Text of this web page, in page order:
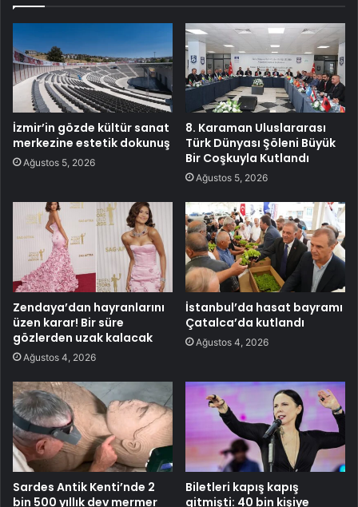
İzmir’in gözde kültür sanat
merkezine estetik dokunuş
Ağustos 5, 2026
8. Karaman Uluslararası
Türk Dünyası Şöleni Büyük
Bir Coşkuyla Kutlandı
Ağustos 5, 2026
Zendaya’dan hayranlarını
üzen karar! Bir süre
gözlerden uzak kalacak
Ağustos 4, 2026
İstanbul’da hasat bayramı
Çatalca’da kutlandı
Ağustos 4, 2026
Sardes Antik Kenti’nde 2
bin 500 yıllık dev mermer
Biletleri kapış kapış
gitmişti: 40 bin kişiye